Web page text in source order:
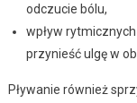
odczucie bólu,
wpływ
przynieść ulgę w
Pływanie również